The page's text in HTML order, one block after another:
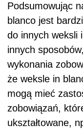
Podsumowując
blanco jest
do innych weksli
innych
wykonania
że weksle in
mogą mieć
zobowiązań,
ukształtowane,